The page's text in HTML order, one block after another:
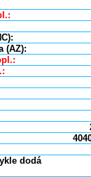
(AZ):
dodá